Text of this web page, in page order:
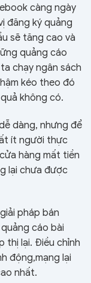
càng ngày
đăng ký quảng
sẽ tăng cao và
quảng cáo
chạy ngân sách
kéo theo đó
không có.
dàng, nhưng để
ít người thực
hàng mất tiền
lại chưa được
pháp bán
cáo bài
thị lại. Điều chỉnh
động,mạng lại
nhất.